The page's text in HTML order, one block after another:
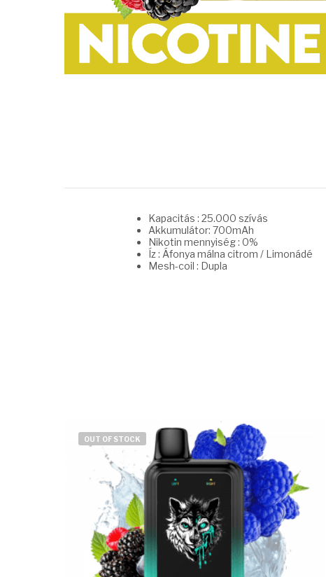
Kapacitás : 25.000 szívás
Akkumulátor: 700mAh
Nikotin mennyiség : 0%
Íz : Áfonya málna citrom / Limonádé
Mesh-coil : Dupla
OUT OF STOCK